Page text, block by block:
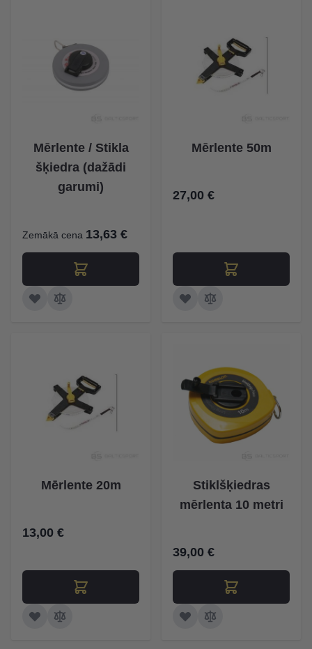
Mērlente / Stikla
šķiedra (dažādi
garumi)
Zemākā cena 13,63 €
Mērlente 50m
27,00 €
Mērlente 20m
13,00 €
Stiklšķiedras
mērlenta 10 metri
39,00 €